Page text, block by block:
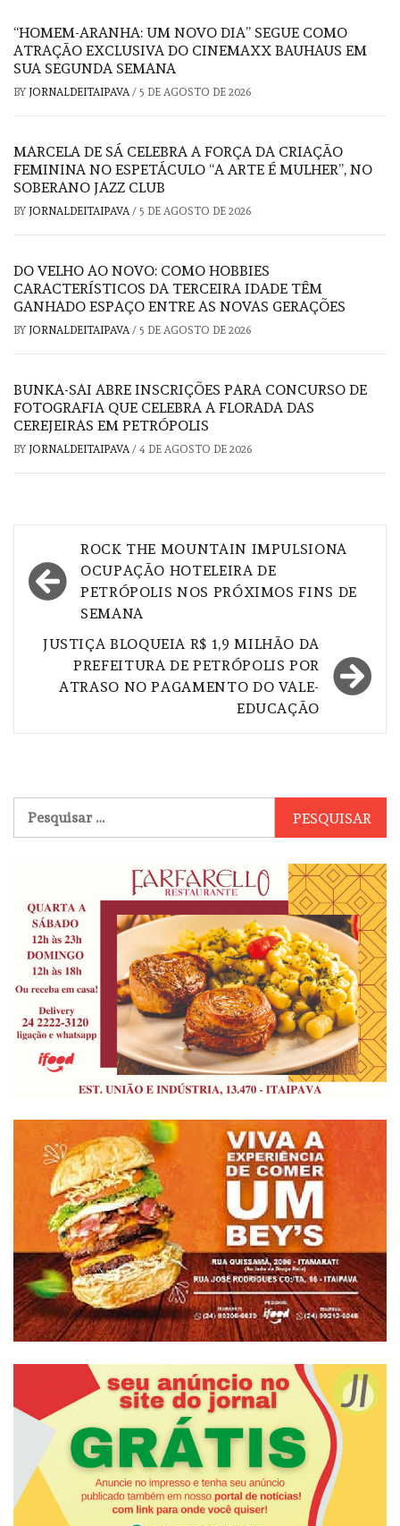
“HOMEM-ARANHA: UM NOVO DIA” SEGUE COMO
ATRAÇÃO EXCLUSIVA DO CINEMAXX BAUHAUS EM
SUA SEGUNDA SEMANA
BY JORNALDEITAIPAVA/ 5 DE AGOSTO DE 2026
MARCELA DE SÁ CELEBRA A FORÇA DA CRIAÇÃO
FEMININA NO ESPETÁCULO “A ARTE É MULHER”, NO
SOBERANO JAZZ CLUB
BY JORNALDEITAIPAVA/ 5 DE AGOSTO DE 2026
DO VELHO AO NOVO: COMO HOBBIES
CARACTERÍSTICOS DA TERCEIRA IDADE TÊM
GANHADO ESPAÇO ENTRE AS NOVAS GERAÇÕES
BY JORNALDEITAIPAVA/ 5 DE AGOSTO DE 2026
BUNKA-SAI ABRE INSCRIÇÕES PARA CONCURSO DE
FOTOGRAFIA QUE CELEBRA A FLORADA DAS
CEREJEIRAS EM PETRÓPOLIS
BY JORNALDEITAIPAVA/ 4 DE AGOSTO DE 2026
Navegação
de
Post
ROCK THE MOUNTAIN IMPULSIONA
OCUPAÇÃO HOTELEIRA DE
PETRÓPOLIS NOS PRÓXIMOS FINS DE
SEMANA
JUSTIÇA BLOQUEIA R$ 1,9 MILHÃO DA
PREFEITURA DE PETRÓPOLIS POR
ATRASO NO PAGAMENTO DO VALE-
EDUCAÇÃO
por: